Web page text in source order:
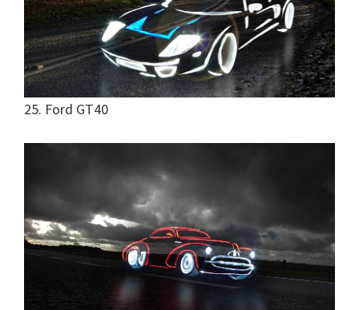
25. Ford GT40